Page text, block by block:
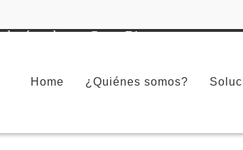
Home ¿Quiénes somos?
solar en Costa Rica